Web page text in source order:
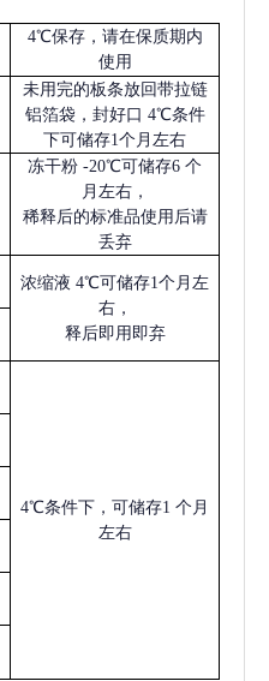
4℃保存，请在保质期内
使用
未用完的板条放回带拉链
铝箔袋，封好口 4℃条件
下可储存1个月左右
冻干粉 -20℃可储存6 个
月左右，
稀释后的标准品使用后请
丢弃
浓缩液 4℃可储存1个月左
右，
释后即用即弃
4℃条件下，可储存1 个月
左右